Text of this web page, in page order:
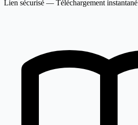
Lien sécurisé — Téléchargement instantané